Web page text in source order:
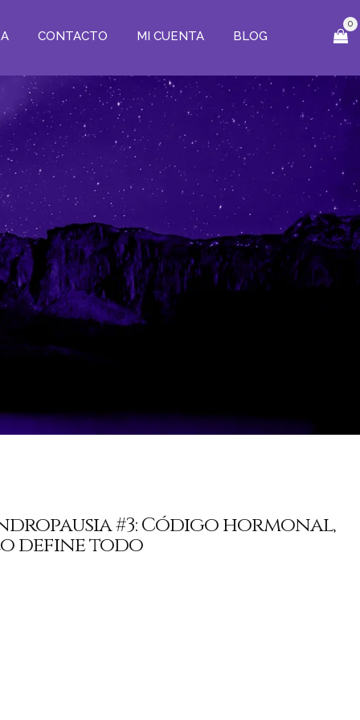
CONTACTO MI CUENTA BLOG
0
#3: Código hormonal,
define todo